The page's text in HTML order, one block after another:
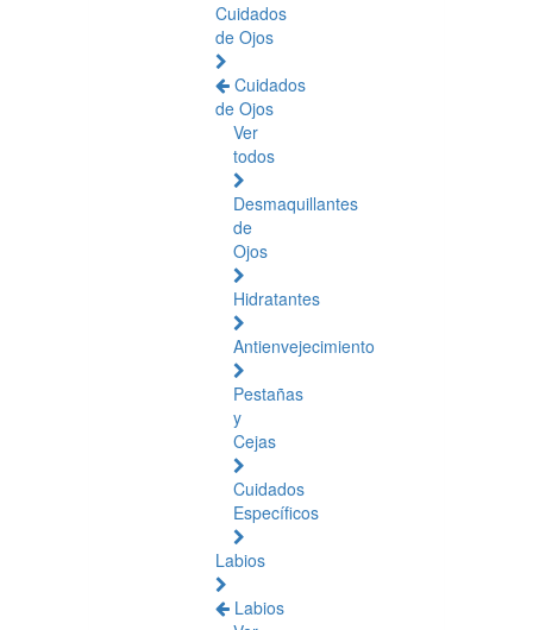
Cuidados
de Ojos
Cuidados
de Ojos
Ver
todos
Desmaquillantes
de
Ojos
Hidratantes
Antienvejecimiento
Pestañas
y
Cejas
Cuidados
Específicos
Labios
Labios